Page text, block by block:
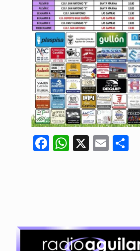
Facebook
WhatsApp
X Email